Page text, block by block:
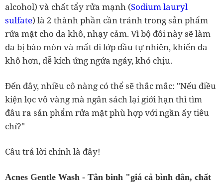
alcohol) và chất tẩy rửa mạnh (Sodium lauryl
sulfate) là 2 thành phần cần tránh trong sản phẩm
rửa mặt cho da khô, nhạy cảm. Vì bộ đôi này sẽ làm
da bị bào mòn và mất đi lớp dầu tự nhiên, khiến da
khô hơn, dễ kích ứng ngứa ngáy, khó chịu.
Đến đây, nhiều cô nàng có thể sẽ thắc mắc: "Nếu điều
kiện lọc vô vàng mà ngân sách lại giới hạn thì tìm
đâu ra sản phẩm rửa mặt phù hợp với ngần ấy tiêu
chí?"
Câu trả lời chính là đây!
Acnes Gentle Wash - Tân binh "giá cả bình dân, chất